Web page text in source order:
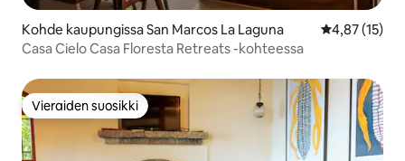
Kohde kaupungissa San Marcos La Laguna
4,87 (15)
Casa Cielo Casa Floresta Retreats -kohteessa
Vieraiden suosikki
Vieraiden suosikki